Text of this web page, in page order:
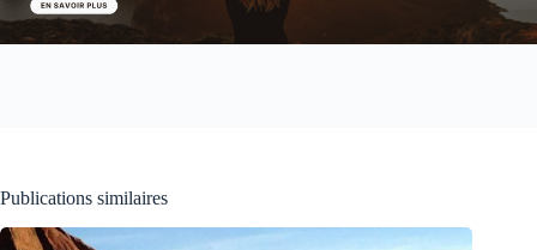
Publications similaires